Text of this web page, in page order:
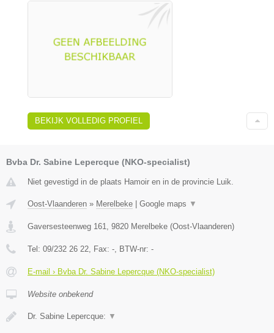
BEKIJK VOLLEDIG PROFIEL
Bvba Dr. Sabine Lepercque (NKO-specialist)
Niet gevestigd in de plaats Hamoir en in de provincie Luik.
Oost-Vlaanderen » Merelbeke Google maps ▼
Gaversesteenweg 161 9820 Merelbeke (Oost-Vlaanderen)
Tel: 09/232 26 22 , Fax: - , BTW-nr: -
E-mail › Bvba Dr. Sabine Lepercque (NKO-specialist)
Website onbekend
Dr. Sabine Lepercque: ▼